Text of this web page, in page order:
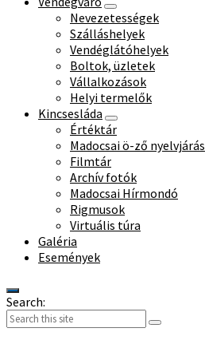
Nevezetességek
Szálláshelyek
Vendéglátóhelyek
Boltok, üzletek
Vállalkozások
Helyi termelők
Kincsesláda
Értéktár
Madocsai ö-ző nyelvjárás
Filmtár
Archív fotók
Madocsai Hírmondó
Rigmusok
Virtuális túra
Galéria
Események
Search: